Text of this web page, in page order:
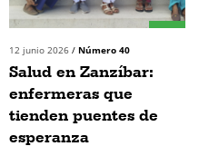
12 junio 2026 / Número 40
Salud en Zanzíbar:
enfermeras que
tienden puentes de
esperanza